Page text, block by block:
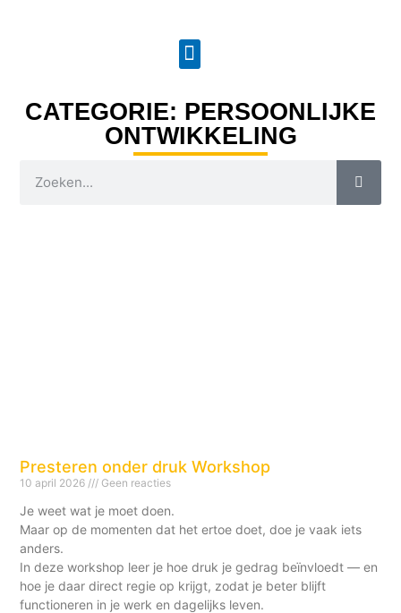
CATEGORIE: PERSOONLIJKE
ONTWIKKELING
Presteren onder druk Workshop
10 april 2026 Geen reacties
Je weet wat je moet doen.
Maar op de momenten dat het ertoe doet, doe je vaak iets
anders.
In deze workshop leer je hoe druk je gedrag beïnvloedt — en
hoe je daar direct regie op krijgt, zodat je beter blijft
functioneren in je werk en dagelijks leven.